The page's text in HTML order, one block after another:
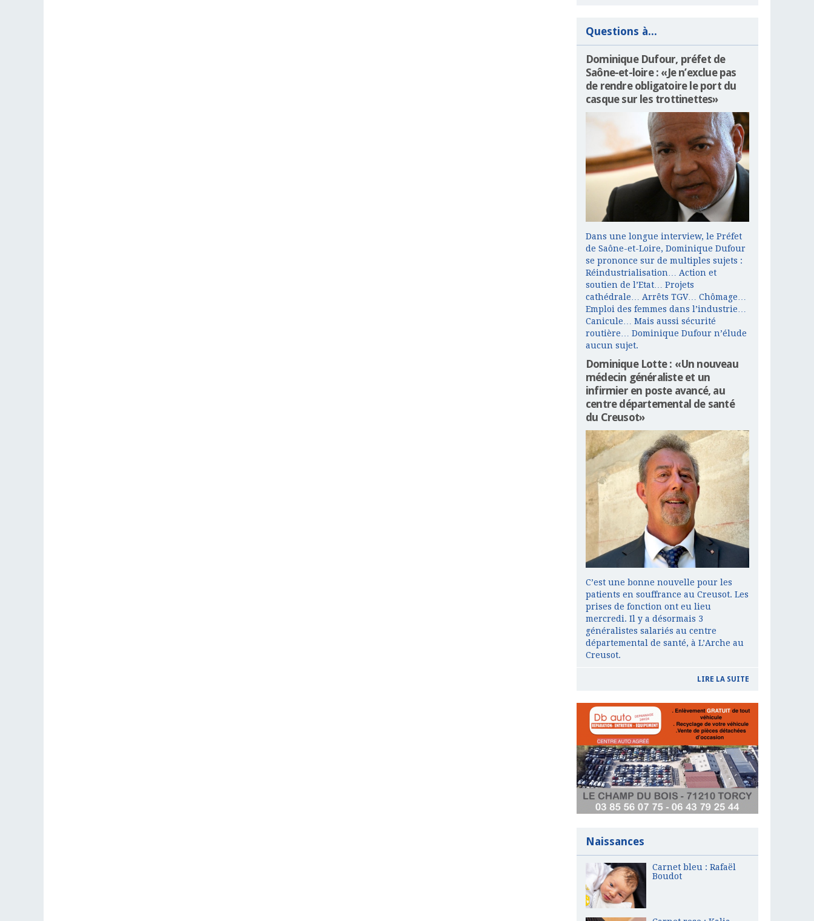
Questions à...
Dominique Dufour, préfet de
Saône-et-loire : «Je n’exclue pas
de rendre obligatoire le port du
casque sur les trottinettes»
Dans une longue interview, le Préfet
de Saône-et-Loire, Dominique Dufour
se prononce sur de multiples sujets :
Réindustrialisation… Action et
soutien de l’Etat… Projets
cathédrale… Arrêts TGV… Chômage…
Emploi des femmes dans l’industrie…
Canicule… Mais aussi sécurité
routière… Dominique Dufour n’élude
aucun sujet.
Dominique Lotte : «Un nouveau
médecin généraliste et un
infirmier en poste avancé, au
centre départemental de santé
du Creusot»
C’est une bonne nouvelle pour les
patients en souffrance au Creusot. Les
prises de fonction ont eu lieu
mercredi. Il y a désormais 3
généralistes salariés au centre
départemental de santé, à L’Arche au
Creusot.
LIRE LA SUITE
Naissances
Carnet bleu : Rafaël
Boudot